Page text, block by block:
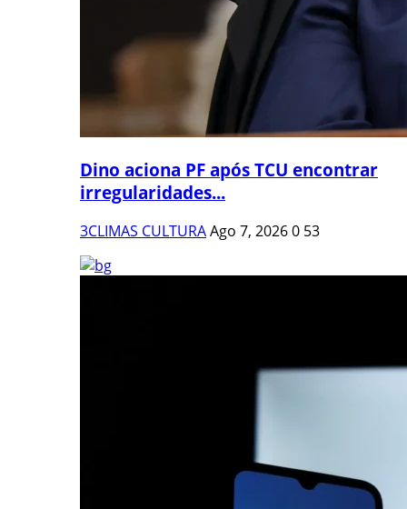
Dino aciona PF após TCU encontrar
irregularidades...
3CLIMAS CULTURAAgo 7, 20260 53